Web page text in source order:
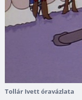
Tollár Ivett óravázlata